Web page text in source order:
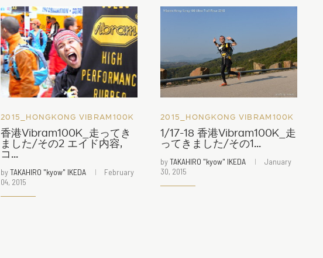
2015_HONGKONG VIBRAM100K
香港Vibram100K_走ってき
ました/その2 エイド内容,
コ...
byTAKAHIRO "kyow" IKEDA
February
04, 2015
2015_HONGKONG VIBRAM100K
1/17-18 香港Vibram100K_走
ってきました/その1...
byTAKAHIRO "kyow" IKEDA
January
30, 2015